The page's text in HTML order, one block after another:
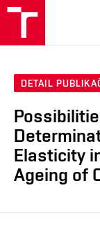
DETAIL
Elasticity
Ageing of